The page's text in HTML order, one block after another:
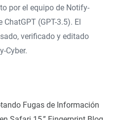
por el equipo de Notify-
(GPT-3.5). El
verificado y editado
Cyber.
Fugas de Información